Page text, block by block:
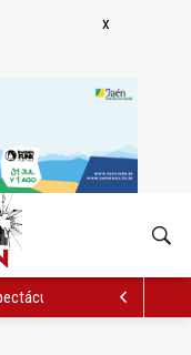
"rompedor" en el